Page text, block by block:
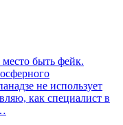
место быть фейк.
не использует
как специалист в